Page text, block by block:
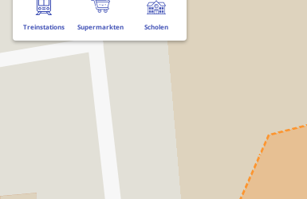
Treinstations Supermarkten Scholen